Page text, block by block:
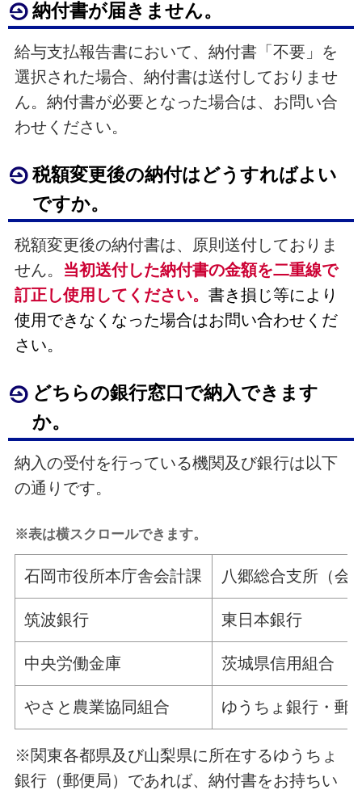
納付書が届きません。
給与支払報告書において、納付書「不要」を
選択された場合、納付書は送付しておりませ
ん。納付書が必要となった場合は、お問い合
わせください。
税額変更後の納付はどうすればよい
ですか。
税額変更後の納付書は、原則送付しておりま
せん。 当初送付した納付書の金額を二重線で
訂正し使用してください。 書き損じ等により
使用できなくなった場合はお問い合わせくだ
さい。
どちらの銀行窓口で納入できます
か。
納入の受付を行っている機関及び銀行は以下
の通りです。
※表は横スクロールできます。
石岡市役所本庁舎会計課 八郷総合支所（会
筑波銀行 東日本銀行
中央労働金庫 茨城県信用組合
やさと農業協同組合 ゆうちょ銀行・
※関東各都県及び山梨県に所在するゆうちょ
銀行（郵便局）であれば、納付書をお持ちい